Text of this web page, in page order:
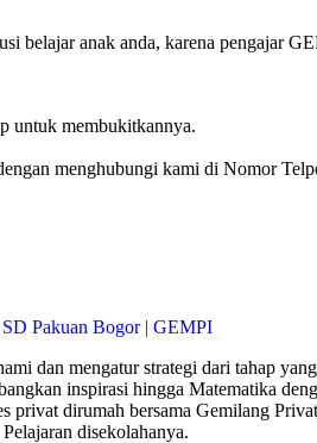
anak anda, karena pengajar
untuk membukitkannya.
menghubungi kami di Nomor
dan mengatur strategi dari tahap
inspirasi hingga Matematika
dirumah bersama Gemilang
disekolahanya.